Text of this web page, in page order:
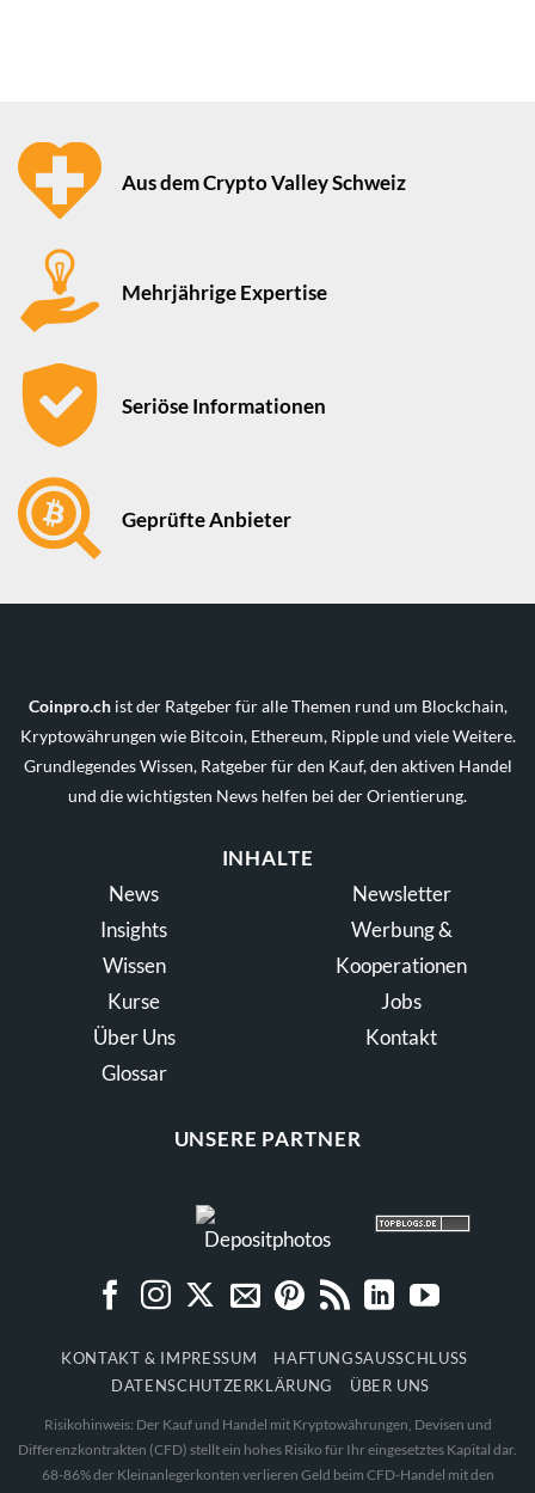
Aus dem Crypto Valley Schweiz
Mehrjährige Expertise
Seriöse Informationen
Geprüfte Anbieter
Coinpro.chist der Ratgeber für alle Themen rund um Blockchain,
Kryptowährungen wie Bitcoin, Ethereum, Ripple und viele Weitere.
Grundlegendes Wissen, Ratgeber für den Kauf, den aktiven Handel
und die wichtigsten News helfen bei der Orientierung.
INHALTE
News
Insights
Wissen
Kurse
Über Uns
Glossar
Newsletter
Werbung &
Kooperationen
Jobs
Kontakt
UNSERE PARTNER
KONTAKT & IMPRESSUM
HAFTUNGSAUSSCHLUSS
DATENSCHUTZERKLÄRUNG
ÜBER UNS
Risikohinweis: Der Kauf und Handel mit Kryptowährungen, Devisen und
Differenzkontrakten (CFD) stellt ein hohes Risiko für Ihr eingesetztes Kapital dar.
68-86% der Kleinanlegerkonten verlieren Geld beim CFD-Handel mit den